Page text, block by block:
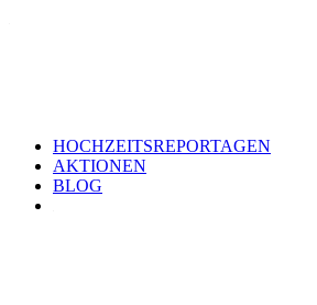
HOCHZEITSREPORTAGEN
AKTIONEN
BLOG